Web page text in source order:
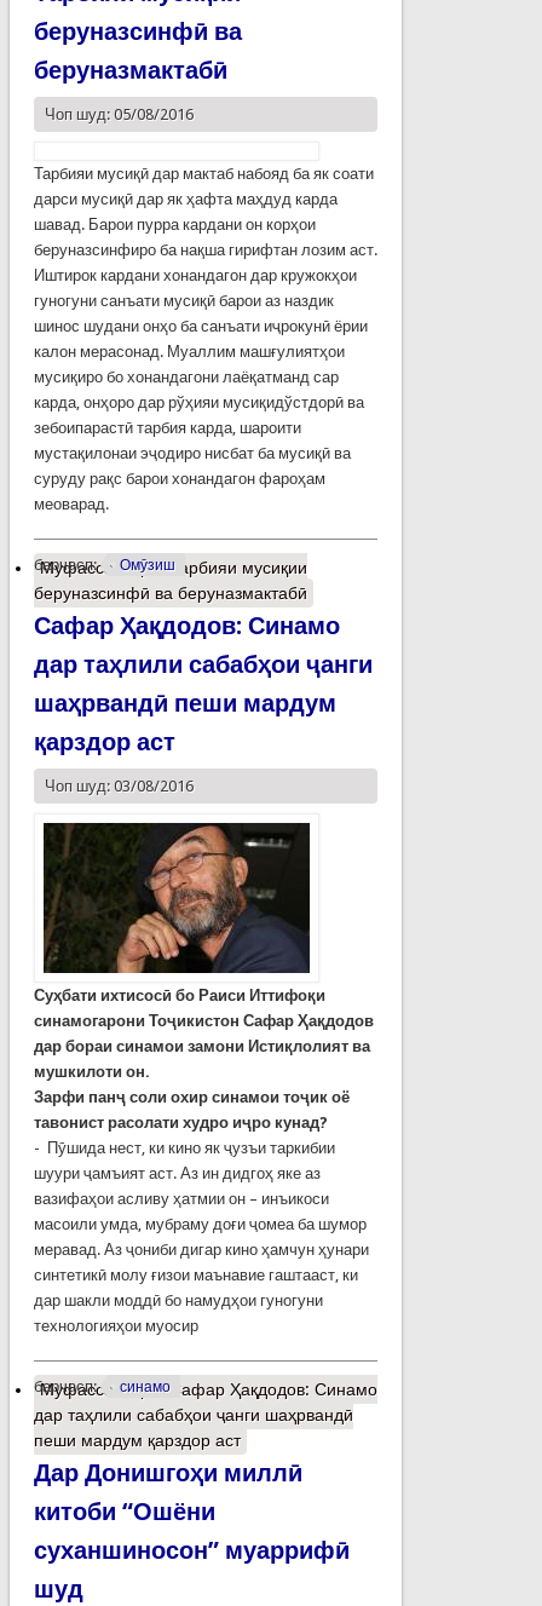
беруназсинфӣ ва
беруназмактабӣ
Чоп шуд: 05/08/2016
Тарбияи мусиқӣ дар мактаб набояд ба як соати
дарси мусиқӣ дар як ҳафта маҳдуд карда
шавад. Барои пурра кардани он корҳои
беруназсинфиро ба нақша гирифтан лозим аст.
Иштирок кардани хонандагон дар кружокҳои
гуногуни санъати мусиқӣ барои аз наздик
шинос шудани онҳо ба санъати иҷрокунӣ ёрии
калон мерасонад. Муаллим машғулиятҳои
мусиқиро бо хонандагони лаёқатманд сар
карда, онҳоро дар рўҳияи мусиқидўстдорӣ ва
зебоипарастӣ тарбия карда, шароити
мустақилонаи эҷодиро нисбат ба мусиқӣ ва
суруду рақс барои хонандагон фароҳам
меоварад.
барчасп: Омӯзиш
Муфассалтаро Тарбияи мусиқии
беруназсинфӣ ва беруназмактабӣ
Сафар Ҳақдодов: Синамо
дар таҳлили сабабҳои ҷанги
шаҳрвандӣ пеши мардум
қарздор аст
Чоп шуд: 03/08/2016
Суҳбати ихтисосӣ бо Раиси Иттифоқи
синамогарони Тоҷикистон Сафар Ҳақдодов
дар бораи синамои замони Истиқлолият ва
мушкилоти он.
Зарфи панҷ соли охир синамои тоҷик оё
тавонист расолати худро иҷро кунад?
- Пӯшида нест, ки кино як ҷузъи таркибии
шуури ҷамъият аст. Аз ин дидгоҳ яке аз
вазифаҳои асливу ҳатмии он – инъикоси
масоили умда, мубраму доғи ҷомеа ба шумор
меравад. Аз ҷониби дигар кино ҳамчун ҳунари
синтетикӣ молу ғизои маънавие гаштааст, ки
дар шакли моддӣ бо намудҳои гуногуни
технологияҳои муосир
барчасп: синамо
Муфассалтаро Сафар Ҳақдодов: Синамо
дар таҳлили сабабҳои ҷанги шаҳрвандӣ
пеши мардум қарздор аст
Дар Донишгоҳи миллӣ
китоби “Ошёни
суханшиносон” муаррифӣ
шуд